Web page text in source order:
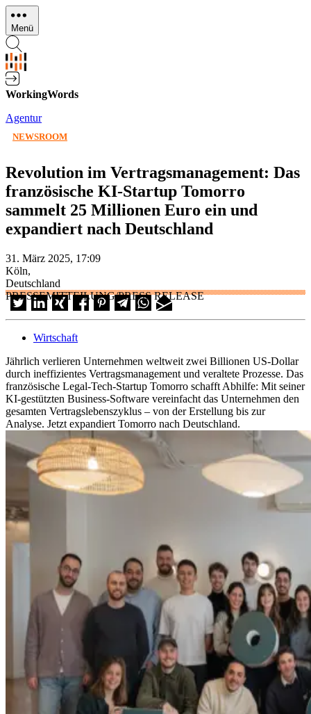
Direkt
zum
Inhalt
Menü
WorkingWords
Agentur
NEWSROOM
Revolution im Vertragsmanagement: Das
französische KI-Startup Tomorro
sammelt 25 Millionen Euro ein und
expandiert nach Deutschland
31. März 2025, 17:09
Köln,
Deutschland
PRESSEMITTEILUNG/PRESS RELEASE
Wirtschaft
Jährlich verlieren Unternehmen weltweit zwei Billionen US-Dollar
durch ineffizientes Vertragsmanagement und veraltete Prozesse. Das
französische Legal-Tech-Startup Tomorro schafft Abhilfe: Mit seiner
KI-gestützten Business-Software vereinfacht das Unternehmen den
gesamten Vertragslebenszyklus – von der Erstellung bis zur
Analyse. Jetzt expandiert Tomorro nach Deutschland.